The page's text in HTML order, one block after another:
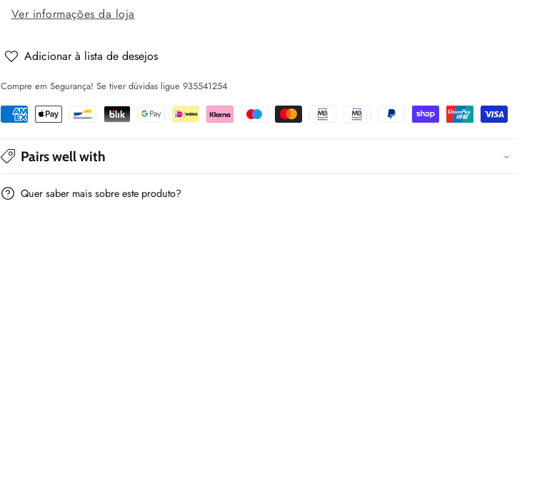
Babygrow
babete
Cor
Crú
-
Babygrow
babete
Cor
Ver informações da loja
Adicionar à lista de desejos
Compre em Segurança! Se tiver dúvidas ligue 935541254
Pairs well with
Quer saber mais sobre este produto?